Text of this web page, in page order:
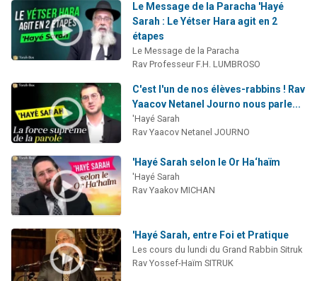
Le Message de la Paracha 'Hayé
Sarah : Le Yétser Hara agit en 2
étapes
Le Message de la Paracha
Rav Professeur F.H. LUMBROSO
C'est l'un de nos élèves-rabbins ! Rav
Yaacov Netanel Journo nous parle...
'Hayé Sarah
Rav Yaacov Netanel JOURNO
'Hayé Sarah selon le Or Ha‘haïm
'Hayé Sarah
Rav Yaakov MICHAN
'Hayé Sarah, entre Foi et Pratique
Les cours du lundi du Grand Rabbin Sitruk
Rav Yossef-Haïm SITRUK